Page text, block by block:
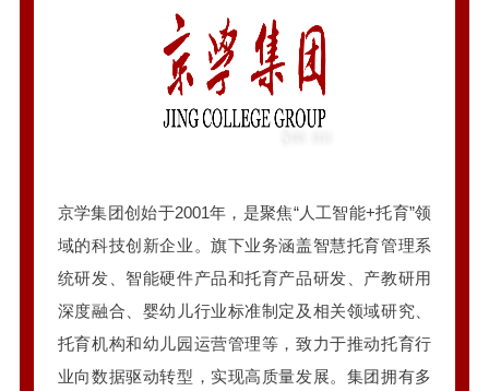
京学集团创始于2001年，是聚焦“人工智能+托育”领
域的科技创新企业。旗下业务涵盖智慧托育管理系
统研发、智能硬件产品和托育产品研发、产教研用
深度融合、婴幼儿行业标准制定及相关领域研究、
托育机构和幼儿园运营管理等，致力于推动托育行
业向数据驱动转型，实现高质量发展。集团拥有多